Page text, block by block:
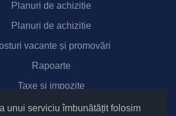
unui serviciu îmbunătățit folosim
Planuri de achizitie
Planuri de achizitie
vacante și promovări
Rapoarte
Taxe si impozite